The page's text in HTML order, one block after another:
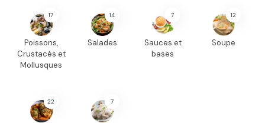
17
Poissons,
Crustacés et
Mollusques
14
Salades
7
Sauces et
bases
12
Soupe
22 7